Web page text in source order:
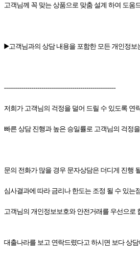
고객님께 꼭 맞는 상품으로 맞춤 설계 하여 도움
▶️고객님과의 상담 내용을 포함한 모든 개인정
---------------------------------------------------------
저희가 고객님의 걱정을 덜어 드릴 수 있도록 연
빠른 상담 진행과 높은 승일률로 고객님의 걱정
문의 전화가 많을 경우 문자상담은 더디게 진행
심사결과에 따라 금리나 한도는 조정 될 수 있는
고객님의 개인정보보호와 안전거래를 우선으로
대출나라를 보고 연락드렸다고 하시면 보다 상담